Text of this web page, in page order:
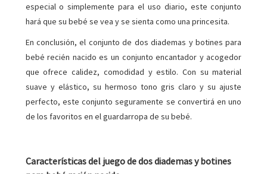
especial o simplemente para el uso diario, este conjunto
hará que su bebé se vea y se sienta como una princesita.
En conclusión, el conjunto de dos diademas y botines para
bebé recién nacido es un conjunto encantador y acogedor
que ofrece calidez, comodidad y estilo. Con su material
suave y elástico, su hermoso tono gris claro y su ajuste
perfecto, este conjunto seguramente se convertirá en uno
de los favoritos en el guardarropa de su bebé.
Características del juego de dos diademas y botines